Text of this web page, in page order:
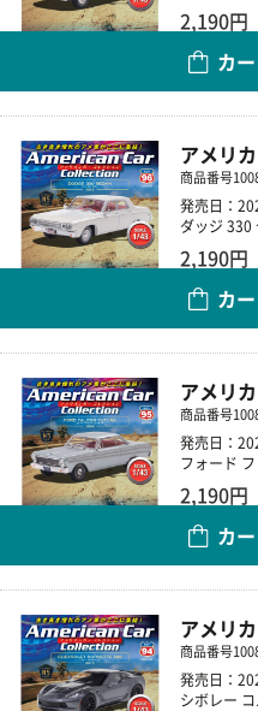
2,190円
カ
アメリ
商品番号
発売日：
ダッジ 330
2,190円
カ
アメリ
商品番号
発売日：
フォード
2,190円
カ
アメリ
商品番号
発売日：
シボレー